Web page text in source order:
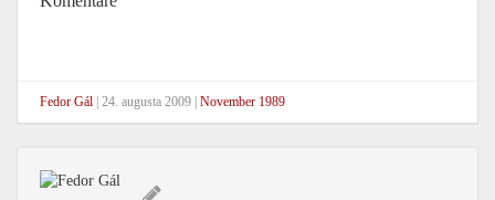
Fedor Gál 24. augusta 2009 November 1989